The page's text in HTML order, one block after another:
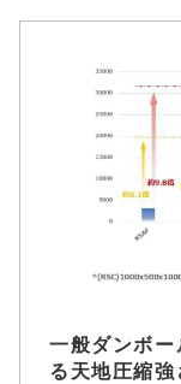
一般ダンボー
る天地圧縮強